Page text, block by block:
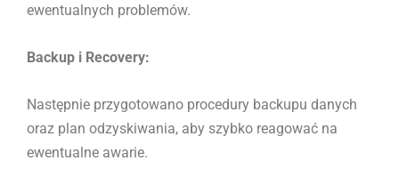
ewentualnych problemów.
Backup i Recovery:
Następnie przygotowano procedury backupu danych
oraz plan odzyskiwania, aby szybko reagować na
ewentualne awarie.